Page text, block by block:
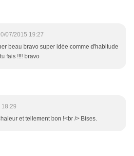
07/2015 19:27
beau bravo super idée comme d'habitude
fais !!!! bravo
18:29
et tellement bon !<br /> Bises.